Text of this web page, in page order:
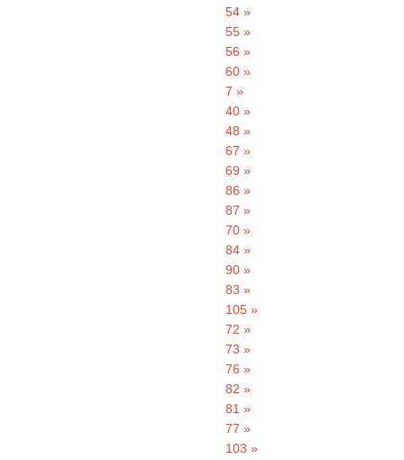
54 »
55 »
56 »
60 »
7 »
40 »
48 »
67 »
69 »
86 »
87 »
70 »
84 »
90 »
83 »
105 »
72 »
73 »
76 »
82 »
81 »
77 »
103 »